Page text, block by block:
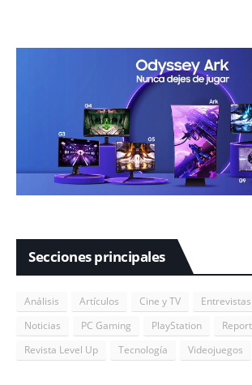
Secciones principales
Análisis Artículos Cine y TV Entrevistas
Noticias
PC Gaming PlayStation
Revista Level Up
Tecnología Videojuegos